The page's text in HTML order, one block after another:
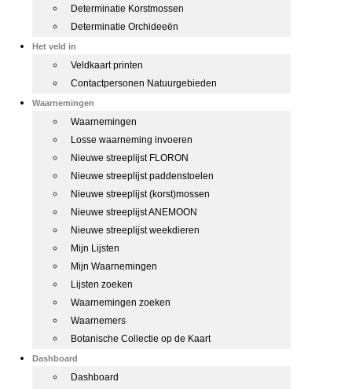
Determinatie Korstmossen
Determinatie Orchideeën
Het veld in
Veldkaart printen
Contactpersonen Natuurgebieden
Waarnemingen
Waarnemingen
Losse waarneming invoeren
Nieuwe streeplijst FLORON
Nieuwe streeplijst paddenstoelen
Nieuwe streeplijst (korst)mossen
Nieuwe streeplijst ANEMOON
Nieuwe streeplijst weekdieren
Mijn Lijsten
Mijn Waarnemingen
Lijsten zoeken
Waarnemingen zoeken
Waarnemers
Botanische Collectie op de Kaart
Dashboard
Dashboard